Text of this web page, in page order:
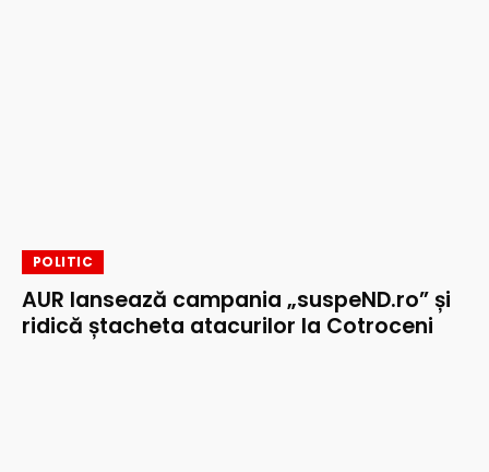
POLITIC
AUR lansează campania „suspeND.ro” și
ridică ștacheta atacurilor la Cotroceni